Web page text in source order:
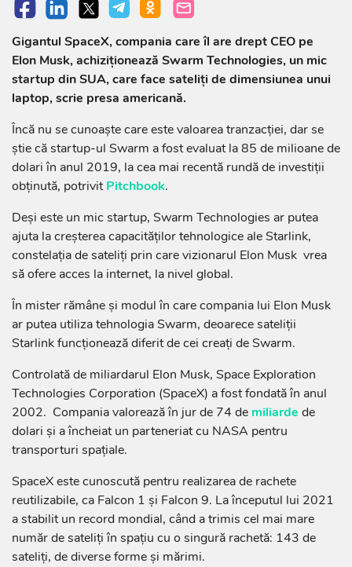
Gigantul SpaceX, compania care îl are drept CEO pe
Elon Musk, achiziționează Swarm Technologies, un mic
startup din SUA, care face sateliți de dimensiunea unui
laptop, scrie presa americană.
Încă nu se cunoaște care este valoarea tranzacției, dar se
știe că startup-ul Swarm a fost evaluat la 85 de milioane de
dolari în anul 2019, la cea mai recentă rundă de investiții
obținută, potrivitPitchbook.
Deși este un mic startup, Swarm Technologies ar putea
ajuta la creșterea capacităților tehnologice ale Starlink,
constelația de sateliți prin care vizionarul Elon Musk vrea
să ofere acces la internet, la nivel global.
În mister rămâne și modul în care compania lui Elon Musk
ar putea utiliza tehnologia Swarm, deoarece sateliții
Starlink funcționează diferit de cei creați de Swarm.
Controlată de miliardarul Elon Musk, Space Exploration
Technologies Corporation (SpaceX) a fost fondată în anul
2002. Compania valorează în jur de 74 de miliarde de
dolari și a încheiat un parteneriat cu NASA pentru
transporturi spațiale.
SpaceX este cunoscută pentru realizarea de rachete
reutilizabile, ca Falcon 1 și Falcon 9. La începutul lui 2021
a stabilit un record mondial, când a trimis cel mai mare
număr de sateliți în spațiu cu o singură rachetă: 143 de
sateliți, de diverse forme și mărimi.